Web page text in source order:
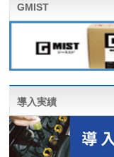
GMIST
導入実績